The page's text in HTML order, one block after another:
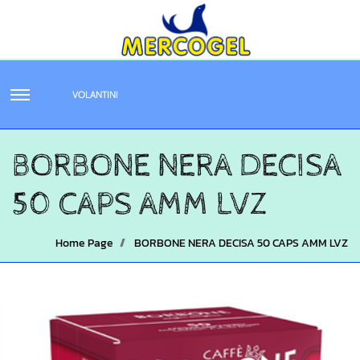
VOLANTINI
BORBONE NERA DECISA
50 CAPS AMM LVZ
Home Page BORBONE NERA DECISA 50 CAPS AMM LVZ